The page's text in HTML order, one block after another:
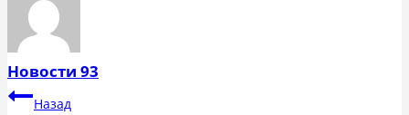
Новости 93
Навигация
Назад